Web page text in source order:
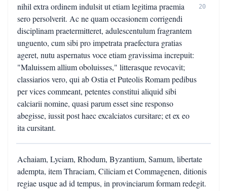
nihil extra ordinem indulsit ut etiam legitima praemia
sero persolverit. Ac ne quam occasionem corrigendi
disciplinam praetermitteret, adulescentulum fragrantem
unguento, cum sibi pro impetrata praefectura gratias
ageret, nutu aspernatus voce etiam gravissima increpuit:
"Maluissem allium oboluisses," litterasque revocavit;
classiarios vero, qui ab Ostia et Puteolis Romam pedibus
per vices commeant, petentes constitui aliquid sibi
calciarii nomine, quasi parum esset sine responso
abegisse, iussit post haec excalciatos cursitare; et ex eo
ita cursitant.
20
Achaiam, Lyciam, Rhodum, Byzantium, Samum, libertate
adempta, item Thraciam, Ciliciam et Commagenen, ditionis
regiae usque ad id tempus, in provinciarum formam redegit.